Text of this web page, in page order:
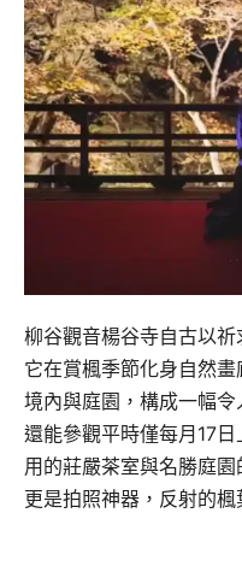
柳谷觀音楊谷寺自古以
它在賞楓季節化身自然
境內與庭園，構成一幅
還能參觀平時僅每月17
用的莊嚴茶室與名勝庭
更是拍照神器，反射的楓